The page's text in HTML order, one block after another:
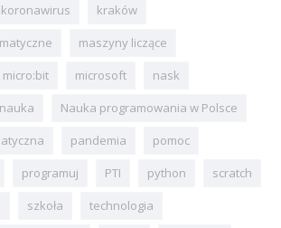
koronawirus
kraków
maszyny liczące
micro:bit microsoft
nask
nauka
Nauka programowania w Polsce
pandemia
pomoc
programuj PTI python
scratch
szkoła
technologia